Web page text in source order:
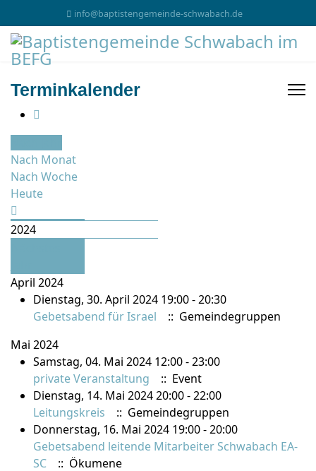
info@baptistengemeinde-schwabach.de
Terminkalender
Nach Monat
Nach Woche
Heute
2024
April 2024
Dienstag, 30. April 2024 19:00 - 20:30
Gebetsabend für Israel
:: Gemeindegruppen
Mai 2024
Samstag, 04. Mai 2024 12:00 - 23:00
private Veranstaltung
:: Event
Dienstag, 14. Mai 2024 20:00 - 22:00
Leitungskreis
:: Gemeindegruppen
Donnerstag, 16. Mai 2024 19:00 - 20:00
Gebetsabend leitende Mitarbeiter Schwabach EA-
SC
:: Ökumene